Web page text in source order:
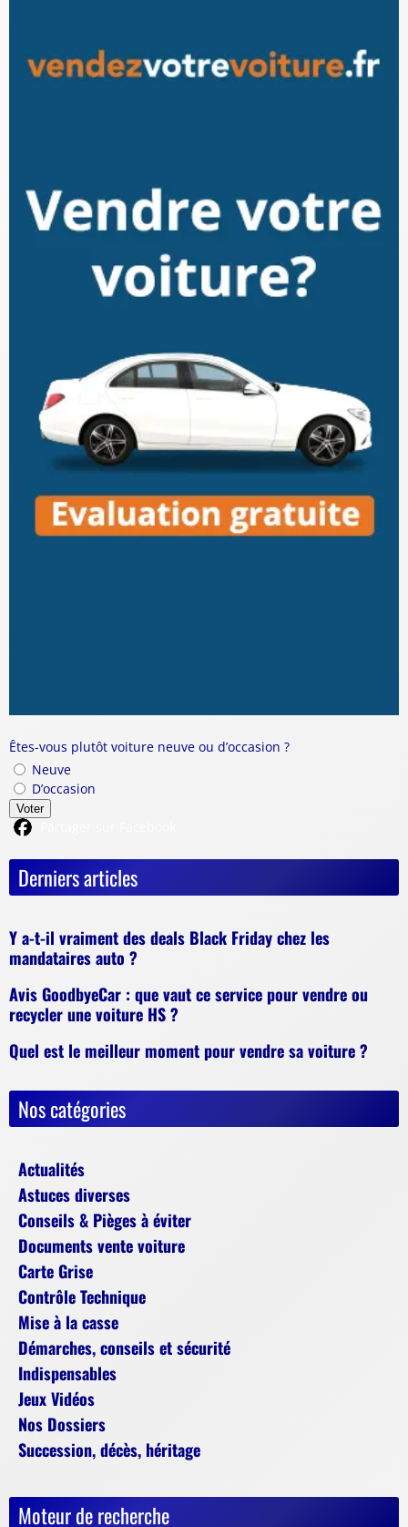
Êtes-vous plutôt voiture neuve ou d’occasion ?
Neuve
D’occasion
Voter
Derniers articles
Y a-t-il vraiment des deals Black Friday chez les
mandataires auto ?
Avis GoodbyeCar : que vaut ce service pour vendre ou
recycler une voiture HS ?
Quel est le meilleur moment pour vendre sa voiture ?
Nos catégories
Actualités
Astuces diverses
Conseils & Pièges à éviter
Documents vente voiture
Carte Grise
Contrôle Technique
Mise à la casse
Démarches, conseils et sécurité
Indispensables
Jeux Vidéos
Nos Dossiers
Succession, décès, héritage
Moteur de recherche